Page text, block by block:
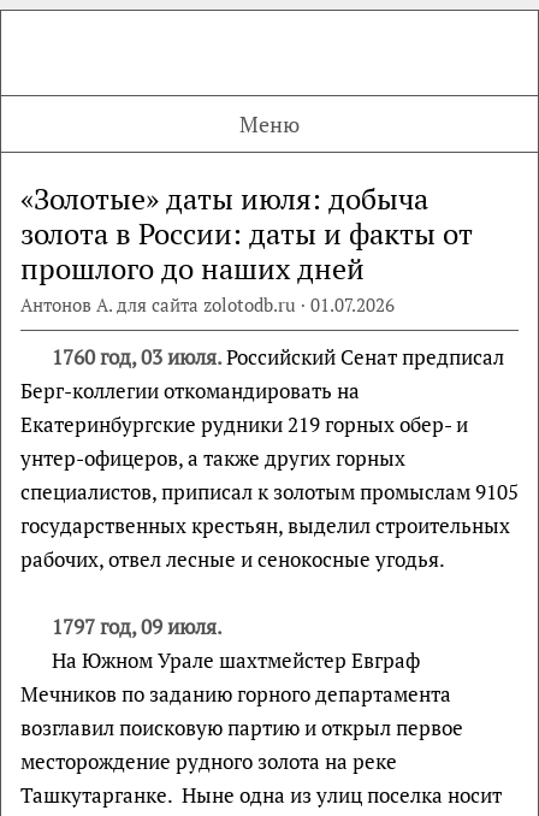
Меню
«Золотые» даты июля: добыча
золота в России: даты и факты от
прошлого до наших дней
Антонов А. для сайта zolotodb.ru · 01.07.2026
1760 год, 03 июля.Российский Сенат предписал
Берг-коллегии откомандировать на
Екатеринбургские рудники 219 горных обер- и
унтер-офицеров, а также других горных
специалистов, приписал к золотым промыслам 9105
государственных крестьян, выделил строительных
рабочих, отвел лесные и сенокосные угодья.
1797 год, 09 июля.
На Южном Урале шахтмейстер Евграф
Мечников по заданию горного департамента
возглавил поисковую партию и открыл первое
месторождение рудного золота на реке
Ташкутарганке. Ныне одна из улиц поселка носит